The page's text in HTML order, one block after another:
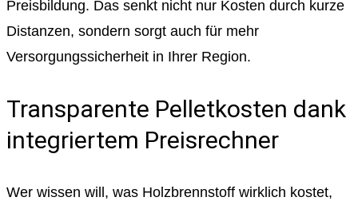
Preisbildung. Das senkt nicht nur Kosten durch kurze
Distanzen, sondern sorgt auch für mehr
Versorgungssicherheit in Ihrer Region.
Transparente Pelletkosten dank
integriertem Preisrechner
Wer wissen will, was Holzbrennstoff wirklich kostet,